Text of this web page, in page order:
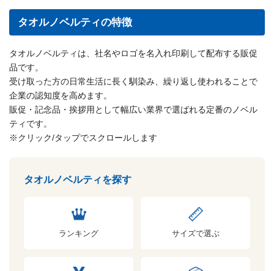
タオルノベルティの特徴
タオルノベルティは、社名やロゴを名入れ印刷して配布する販促
品です。
受け取った方の日常生活に長く馴染み、繰り返し使われることで
企業の認知度を高めます。
販促・記念品・挨拶用として幅広い業界で選ばれる定番のノベル
ティです。
※クリック/タップでスクロールします
タオルノベルティを探す
ランキング サイズで選ぶ